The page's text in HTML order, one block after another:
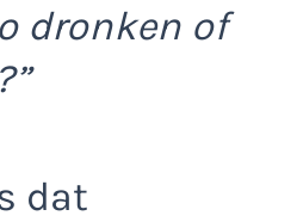
dronken of
dat